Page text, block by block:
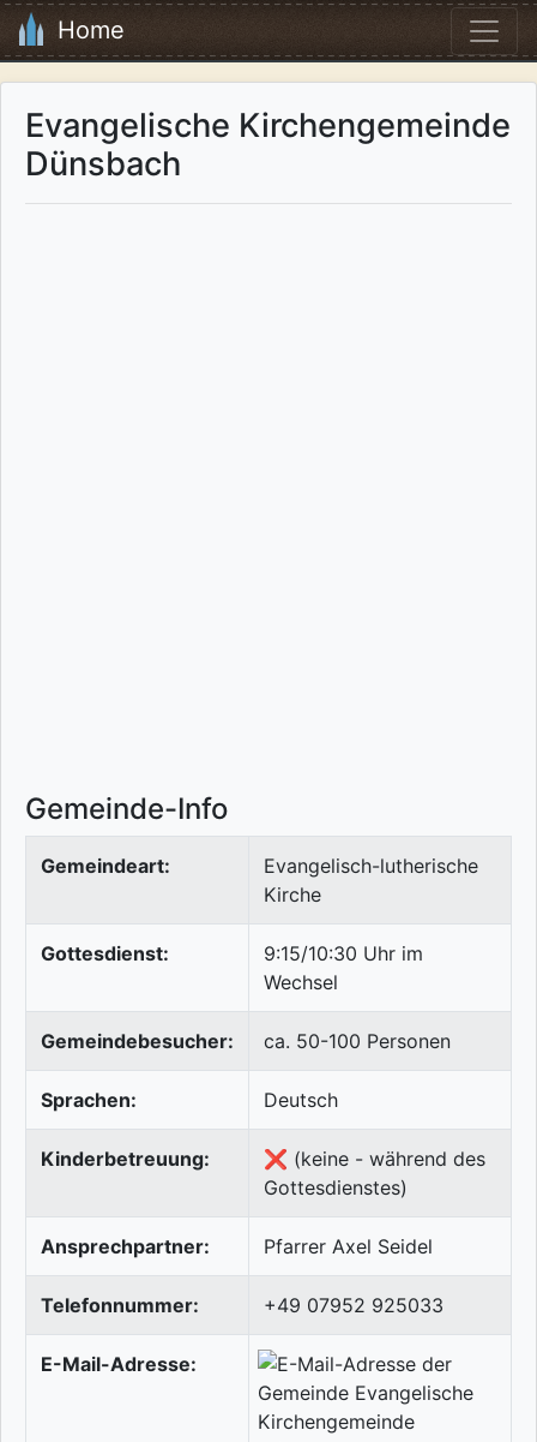
Home
Evangelische Kirchengemeinde
Dünsbach
Gemeinde-Info
Gemeindeart:
Evangelisch-lutherische
Kirche
Gottesdienst:
9:15/10:30 Uhr im
Wechsel
Gemeindebesucher: ca. 50-100 Personen
Sprachen: Deutsch
Kinderbetreuung:
❌ (keine - während des
Gottesdienstes)
Ansprechpartner: Pfarrer Axel Seidel
Telefonnummer: +49 07952 925033
E-Mail-Adresse: